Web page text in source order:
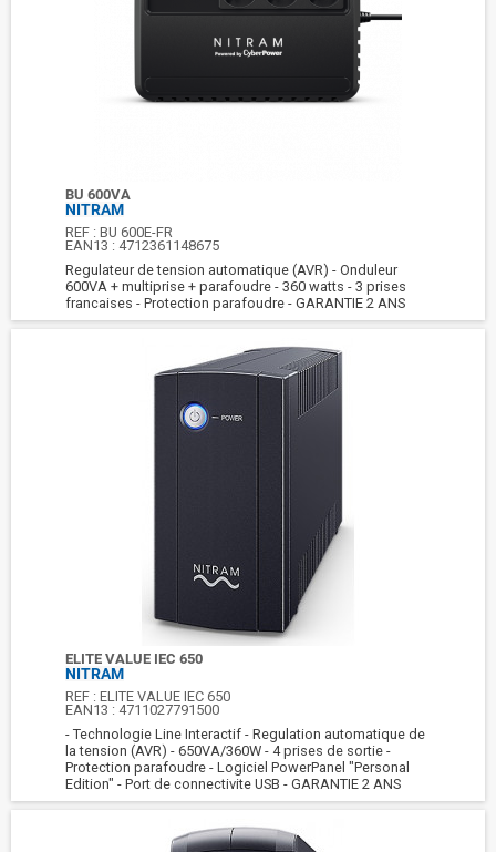
BU 600VA
NITRAM
REF :BU 600E-FR
EAN13 : 4712361148675
Regulateur de tension automatique (AVR) - Onduleur
600VA + multiprise + parafoudre - 360 watts - 3 prises
francaises - Protection parafoudre - GARANTIE 2 ANS
ELITE VALUE IEC 650
NITRAM
REF :ELITE VALUE IEC 650
EAN13 : 4711027791500
- Technologie Line Interactif - Regulation automatique de
la tension (AVR) - 650VA/360W - 4 prises de sortie -
Protection parafoudre - Logiciel PowerPanel "Personal
Edition" - Port de connectivite USB - GARANTIE 2 ANS